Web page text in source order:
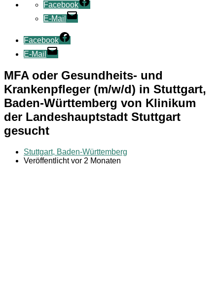
Facebook
E-Mail
Facebook
E-Mail
MFA oder Gesundheits- und
Krankenpfleger (m/w/d) in Stuttgart,
Baden-Württemberg von Klinikum
der Landeshauptstadt Stuttgart
gesucht
Stuttgart, Baden-Württemberg
Veröffentlicht vor 2 Monaten